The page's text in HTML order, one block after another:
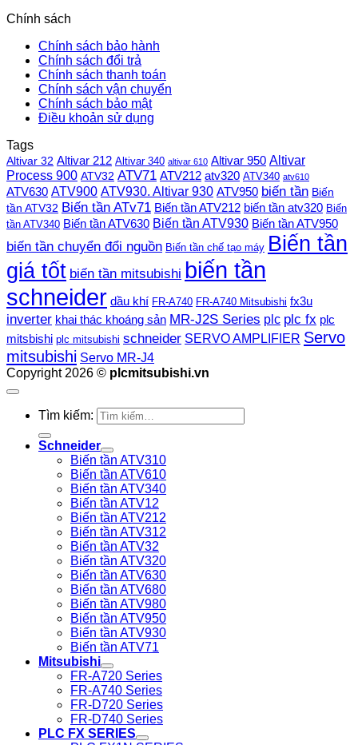
Chính sách
Chính sách bảo hành
Chính sách đổi trả
Chính sách thanh toán
Chính sách vận chuyển
Chính sách bảo mật
Điều khoản sử dụng
Tags
Altivar 32 Altivar 212 Altivar 340 altivar 610 Altivar 950 Altivar
Process 900 ATV32 ATV71 ATV212 atv320 ATV340 atv610
ATV630 ATV900 ATV930. Altivar 930 ATV950 biến tần Biến
tần ATV32 Biến tần ATv71 Biến tần ATV212 biến tần atv320 Biến
tần ATV340 Biến tần ATV630 Biến tần ATV930 Biến tần ATV950
biến tần chuyển đổi nguồn Biến tần chế tạo máy Biến tần
giá tốt biến tần mitsubishi biến tần
schneider dầu khí FR-A740 FR-A740 Mitsubishi fx3u
inverter khai thác khoáng sản MR-J2S Series plc plc fx plc
mitsbishi plc mitsubishi schneider SERVO AMPLIFIER Servo
mitsubishi Servo MR-J4
Copyright 2026 © plcmitsubishi.vn
Tìm kiếm:
Schneider
Biến tần ATV310
Biến tần ATV610
Biến tần ATV340
Biến tần ATV12
Biến tần ATV212
Biến tần ATV312
Biến tần ATV32
Biến tần ATV320
Biến tần ATV630
Biến tần ATV680
Biến tần ATV980
Biến tần ATV950
Biến tần ATV930
Biến tần ATV71
Mitsubishi
FR-A720 Series
FR-A740 Series
FR-D720 Series
FR-D740 Series
PLC FX SERIES